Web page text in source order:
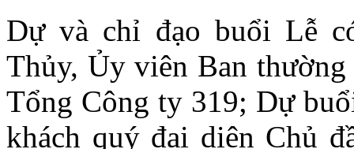
Dự và chỉ đạo buổi Lễ
Thủy, Ủy viên Ban
Tổng Công ty 319; Dự
khách quý đại diện Chủ